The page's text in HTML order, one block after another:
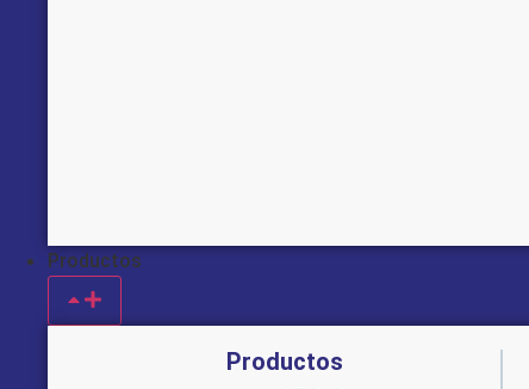
Productos
Productos